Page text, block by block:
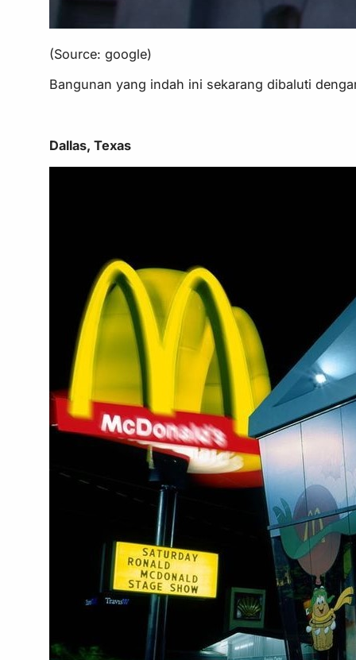
(Source: google)
Bangunan yang indah ini sekarang dibaluti
Dallas, Texas